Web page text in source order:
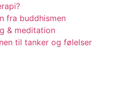
fra buddhismen
& meditation
til tanker og følelser